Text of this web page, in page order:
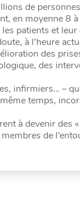
de
en moyenne 8
patients et
à l’heure
des
des
infirmiers… –
temps,
à devenir des
de